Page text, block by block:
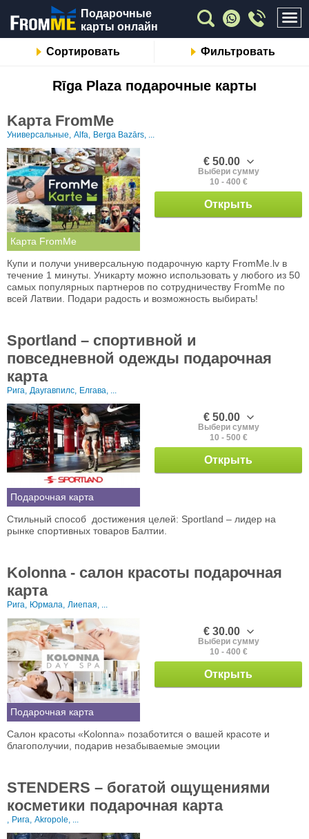
Подарочные
карты онлайн
Сортировать Фильтровать
Rīga Plaza подарочные карты
Kарта FromMe
Универсальные, Alfa, Berga Bazārs, ...
Карта FromMe
€ 50.00
Выбери сумму
10 - 400 €
Открыть
Купи и получи универсальную подарочную карту FromMe.lv в
течение 1 минуты. Уникарту можно использовать у любого из 50
самых популярных партнеров по сотрудничеству FromMe по
всей Латвии. Подари радость и возможность выбирать!
Sportland – спортивной и
повседневной одежды подарочная
карта
Рига, Даугавпилс, Елгава, ...
Подарочная карта
€ 50.00
Выбери сумму
10 - 500 €
Открыть
Стильный способ достижения целей: Sportland – лидер на
рынке спортивных товаров Балтии.
Kolonna - салон красоты подарочная
карта
Рига, Юрмала, Лиепая, ...
Подарочная карта
€ 30.00
Выбери сумму
10 - 400 €
Открыть
Салон красоты «Kolonna» позаботится о вашей красоте и
благополучии, подарив незабываемые эмоции
STENDERS – богатой ощущениями
косметики подарочная карта
Рига, Akropole, ...